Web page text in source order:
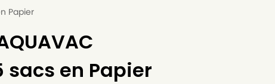
Papier
sacs en Papier